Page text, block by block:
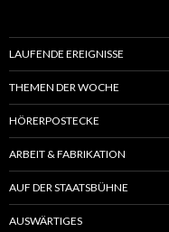
LAUFENDE EREIGNISSE
THEMEN DER WOCHE
HÖRERPOSTECKE
ARBEIT & FABRIKATION
AUF DER STAATSBÜHNE
AUSWÄRTIGES